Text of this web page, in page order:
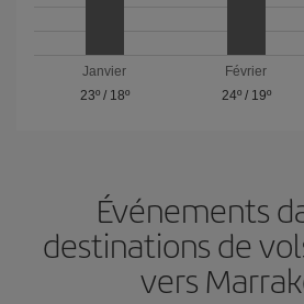
Janvier
23º/ 18º
Février
24º/ 19º
Événements
destinations de
vers